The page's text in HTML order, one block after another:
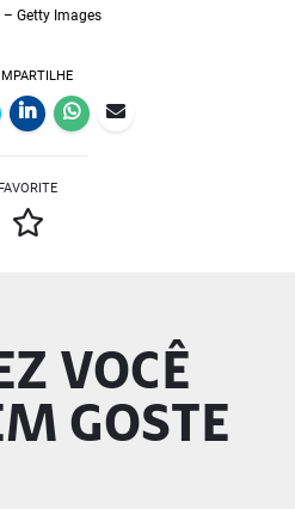
Getty Images
FAVORITE
VOCÊ
GOSTE